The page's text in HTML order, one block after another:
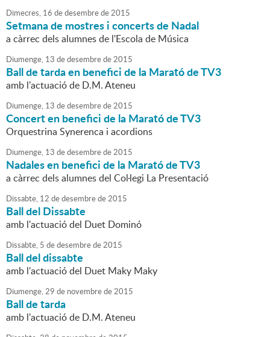
Dimecres, 16 dedesembrede2015
Setmana de mostres i concerts de Nadal
a càrrec dels alumnes de l'Escola de Música
Diumenge, 13 dedesembrede2015
Ball de tarda en benefici de la Marató de TV3
amb l'actuació de D.M. Ateneu
Diumenge, 13 dedesembrede2015
Concert en benefici de la Marató de TV3
Orquestrina Synerenca i acordions
Diumenge, 13 dedesembrede2015
Nadales en benefici de la Marató de TV3
a càrrec dels alumnes del Col·legi La Presentació
Dissabte, 12 dedesembrede2015
Ball del Dissabte
amb l'actuació del Duet Dominó
Dissabte, 5 dedesembrede2015
Ball del dissabte
amb l'actuació del Duet Maky Maky
Diumenge,29 de novembrede2015
Ball de tarda
amb l'actuació de D.M. Ateneu